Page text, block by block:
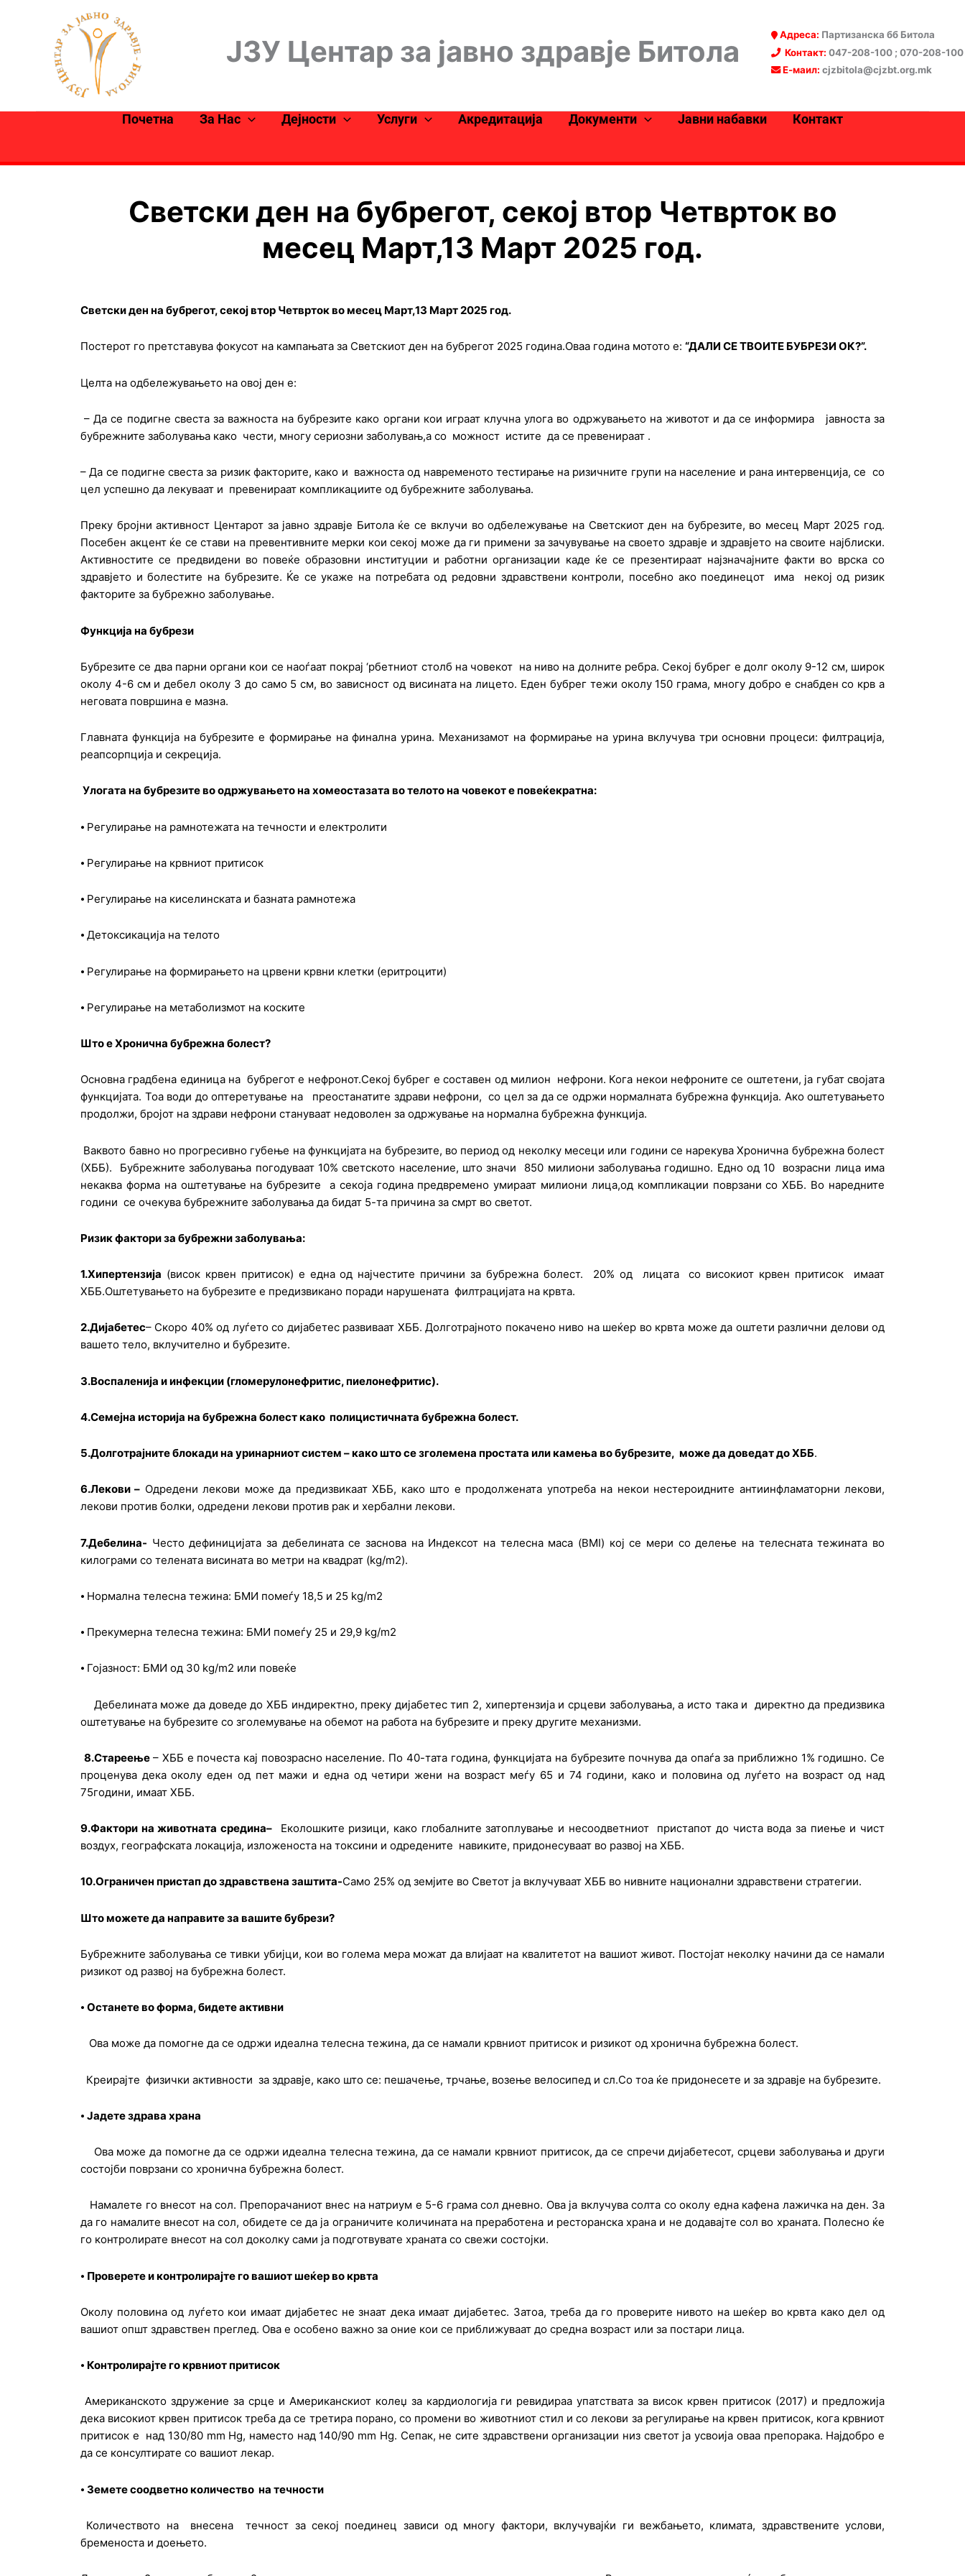
ЈЗУ Центар за јавно здравје Битола Адреса: Партизанска бб Битола
Контакт: 047-208-100 ; 070-208-100
Е-маил: cjzbitola@cjzbt.org.mk
Почетна За Нас Дејности Услуги Акредитација Документи Јавни набавки Контакт
Светски ден на бубрегот, секој втор Четврток во
месец Март,13 Март 2025 год.
Светски ден на бубрегот, секој втор Четврток во месец Март,13 Март 2025 год.
Постерот го претставува фокусот на кампањата за Светскиот ден на бубрегот 2025 година.Оваа година мотото е: “ДАЛИ СЕ ТВОИТЕ БУБРЕЗИ ОК?”.
Целта на одбележувањето на овој ден е:
– Да се подигне свеста за важноста на бубрезите како органи кои играат клучна улога во одржувањето на животот и да се информира јавноста за
бубрежните заболувања како чести, многу сериозни заболувањ,а со можност истите да се превенираат .
– Да се подигне свеста за ризик факторите, како и важноста од навременото тестирање на ризичните групи на население и рана интервенција, се со
цел успешно да лекуваат и превенираат компликациите од бубрежните заболувања.
Преку бројни активност Центарот за јавно здравје Битола ќе се вклучи во одбележување на Светскиот ден на бубрезите, во месец Март 2025 год.
Посебен акцент ќе се стави на превентивните мерки кои секој може да ги примени за зачувување на своето здравје и здравјето на своите најблиски.
Активностите се предвидени во повеќе образовни институции и работни организации каде ќе се презентираат најзначајните факти во врска со
здравјето и болестите на бубрезите. Ќе се укаже на потребата од редовни здравствени контроли, посебно ако поединецот има некој од ризик
факторите за бубрежно заболување.
Функција на бубрези
Бубрезите се два парни органи кои се наоѓаат покрај ‘рбетниот столб на човекот на ниво на долните ребра. Секој бубрег е долг околу 9-12 см, широк
околу 4-6 см и дебел околу 3 до само 5 см, во зависност од висината на лицето. Еден бубрег тежи околу 150 грама, многу добро е снабден со крв а
неговата површина е мазна.
Главната функција на бубрезите е формирање на финална урина. Механизамот на формирање на урина вклучува три основни процеси: филтрација,
реапсорпција и секреција.
Улогата на бубрезите во одржувањето на хомеостазата во телото на човекот е повеќекратна:
⦁ Регулирање на рамнотежата на течности и електролити
⦁ Регулирање на крвниот притисок
⦁ Регулирање на киселинската и базната рамнотежа
⦁ Детоксикација на телото
⦁ Регулирање на формирањето на црвени крвни клетки (еритроцити)
⦁ Регулирање на метаболизмот на коските
Што е Хронична бубрежна болест?
Основна градбена единица на бубрегот е нефронот.Секој бубрег е составен од милион нефрони. Кога некои нефроните се оштетени, ја губат својата
функцијата. Тоа води до оптеретување на преостанатите здрави нефрони, со цел за да се одржи нормалната бубрежна функција. Ако оштетувањето
продолжи, бројот на здрави нефрони стануваат недоволен за одржување на нормална бубрежна функција.
Ваквото бавно но прогресивно губење на функцијата на бубрезите, во период од неколку месеци или години се нарекува Хронична бубрежна болест
(ХББ). Бубрежните заболувања погодуваат 10% светското население, што значи 850 милиони заболувања годишно. Едно од 10 возрасни лица има
некаква форма на оштетување на бубрезите а секоја година предвремено умираат милиони лица,од компликации поврзани со ХББ. Во наредните
години се очекува бубрежните заболувања да бидат 5-та причина за смрт во светот.
Ризик фактори за бубрежни заболувања:
1.Хипертензија (висок крвен притисок) е една од најчестите причини за бубрежна болест. 20% од лицата со високиот крвен притисок имаат
ХББ.Оштетувањето на бубрезите е предизвикано поради нарушената филтрацијата на крвта.
2.Дијабетес– Скоро 40% од луѓето со дијабетес развиваат ХББ. Долготрајното покачено ниво на шеќер во крвта може да оштети различни делови од
вашето тело, вклучително и бубрезите.
3.Воспаленија и инфекции (гломерулонефритис, пиелонефритис).
4.Семејна историја на бубрежна болест како полицистичната бубрежна болест.
5.Долготрајните блокади на уринарниот систем – како што се зголемена простата или камења во бубрезите, може да доведат до ХББ.
6.Лекови – Одредени лекови може да предизвикаат ХББ, како што е продолжената употреба на некои нестероидните антиинфламаторни лекови,
лекови против болки, одредени лекови против рак и хербални лекови.
7.Дебелина- Често дефиницијата за дебелината се заснова на Индексот на телесна маса (BMI) кој се мери со делење на телесната тежината во
килограми со телената висината во метри на квадрат (kg/m2).
⦁ Нормална телесна тежина: БМИ помеѓу 18,5 и 25 kg/m2
⦁ Прекумерна телесна тежина: БМИ помеѓу 25 и 29,9 kg/m2
⦁ Гојазност: БМИ од 30 kg/m2 или повеќе
Дебелината може да доведе до ХББ индиректно, преку дијабетес тип 2, хипертензија и срцеви заболувања, а исто така и директно да предизвика
оштетување на бубрезите со зголемување на обемот на работа на бубрезите и преку другите механизми.
8.Стареење– ХББ е почеста кај повозрасно население. По 40-тата година, функцијата на бубрезите почнува да опаѓа за приближно 1% годишно. Се
проценува дека околу еден од пет мажи и една од четири жени на возраст меѓу 65 и 74 години, како и половина од луѓето на возраст од над
75години, имаат ХББ.
9.Фактори на животната средина– Еколошките ризици, како глобалните затоплување и несоодветниот пристапот до чиста вода за пиење и чист
воздух, географската локација, изложеноста на токсини и одредените навиките, придонесуваат во развој на ХББ.
10.Ограничен пристап до здравствена заштита-Само 25% од земјите во Светот ја вклучуваат ХББ во нивните национални здравствени стратегии.
Што можете да направите за вашите бубрези?
Бубрежните заболувања се тивки убијци, кои во голема мера можат да влијаат на квалитетот на вашиот живот. Постојат неколку начини да се намали
ризикот од развој на бубрежна болест.
⦁ Останете во форма, бидете активни
Ова може да помогне да се одржи идеална телесна тежина, да се намали крвниот притисок и ризикот од хронична бубрежна болест.
Креирајте физички активности за здравје, како што се: пешачење, трчање, возење велосипед и сл.Со тоа ќе придонесете и за здравје на бубрезите.
⦁ Јадете здрава храна
Ова може да помогне да се одржи идеална телесна тежина, да се намали крвниот притисок, да се спречи дијабетесот, срцеви заболувања и други
состојби поврзани со хронична бубрежна болест.
Намалете го внесот на сол. Препорачаниот внес на натриум е 5-6 грама сол дневно. Ова ја вклучува солта со околу една кафена лажичка на ден. За
да го намалите внесот на сол, обидете се да ја ограничите количината на преработена и ресторанска храна и не додавајте сол во храната. Полесно ќе
го контролирате внесот на сол доколку сами ја подготвувате храната со свежи состојки.
⦁ Проверете и контролирајте го вашиот шеќер во крвта
Околу половина од луѓето кои имаат дијабетес не знаат дека имаат дијабетес. Затоа, треба да го проверите нивото на шеќер во крвта како дел од
вашиот општ здравствен преглед. Ова е особено важно за оние кои се приближуваат до средна возраст или за постари лица.
⦁ Контролирајте го крвниот притисок
Американското здружение за срце и Американскиот колеџ за кардиологија ги ревидираа упатствата за висок крвен притисок (2017) и предложија
дека високиот крвен притисок треба да се третира порано, со промени во животниот стил и со лекови за регулирање на крвен притисок, кога крвниот
притисок е над 130/80 mm Hg, наместо над 140/90 mm Hg. Сепак, не сите здравствени организации низ светот ја усвоија оваа препорака. Најдобро е
да се консултирате со вашиот лекар.
⦁ Земете соодветно количество на течности
Количеството на внесена течност за секој поединец зависи од многу фактори, вклучувајќи ги вежбањето, климата, здравствените услови,
бременоста и доењето.